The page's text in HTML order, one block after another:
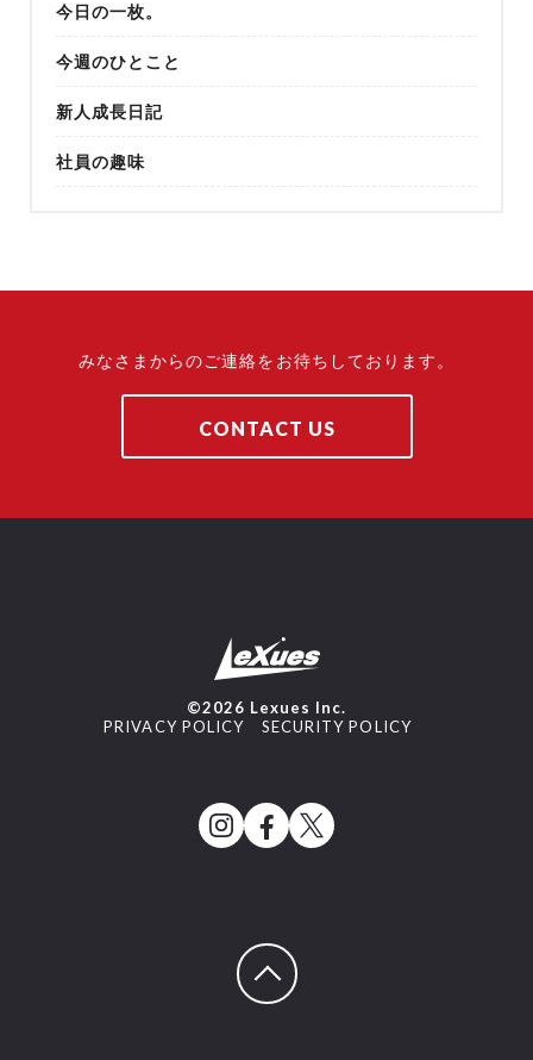
今日の一枚。
今週のひとこと
新人成長日記
社員の趣味
みなさまからのご連絡をお待ちしております。
CONTACT US
©2026 Lexues Inc.
PRIVACY POLICY
SECURITY POLICY
ページトップへ戻る